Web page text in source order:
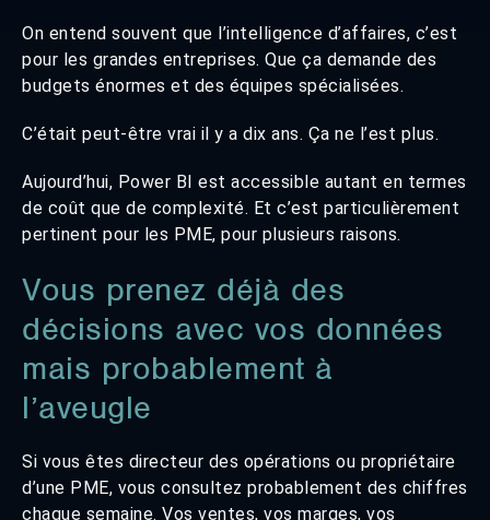
On entend souvent que l’intelligence d’affaires, c’est
pour les grandes entreprises. Que ça demande des
budgets énormes et des équipes spécialisées.
C’était peut-être vrai il y a dix ans. Ça ne l’est plus.
Aujourd’hui, Power BI est accessible autant en termes
de coût que de complexité. Et c’est particulièrement
pertinent pour les PME, pour plusieurs raisons.
Vous prenez déjà des
décisions avec vos données
mais probablement à
l’aveugle
Si vous êtes directeur des opérations ou propriétaire
d’une PME, vous consultez probablement des chiffres
chaque semaine. Vos ventes, vos marges, vos